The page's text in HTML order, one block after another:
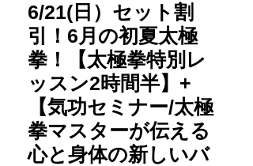
6/21(日）セット割
引！6月の初夏太極
拳！【太極拳特別レ
ッスン2時間半】+
【気功セミナー/太極
拳マスターが伝える
心と身体の新しいバ